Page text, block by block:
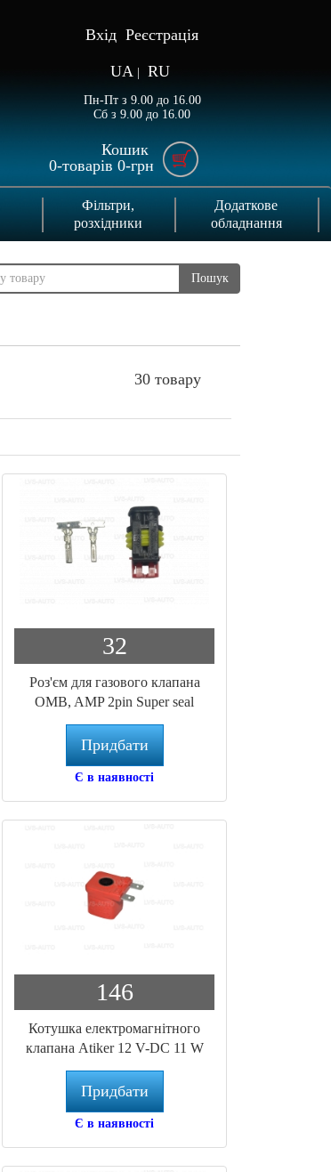
Вхід Реєстрація
UA RU
Пн-Пт з 9.00 до 16.00
Сб з 9.00 до 16.00
Кошик
0-товарів 0-грн
Фільтри,
розхідники
Додаткове
обладнання
Пошук
30 товару
32
Роз'єм для газового клапана
OMB, AMP 2pin Super seal
Придбати
Є в наявності
146
Котушка електромагнітного
клапана Atiker 12 V-DC 11 W
(BC.110)
Придбати
Є в наявності